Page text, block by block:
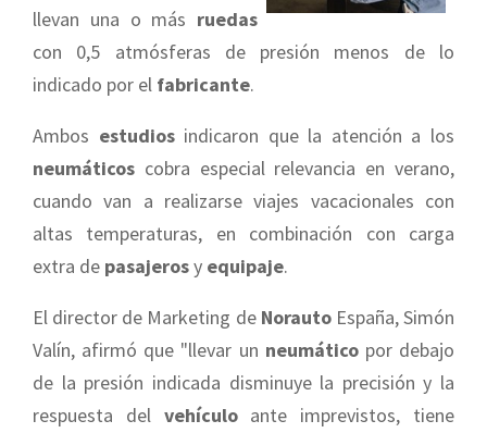
llevan una o más ruedas
con 0,5 atmósferas de presión menos de lo
indicado por el fabricante.
Ambos estudiosindicaron que la atención a los
neumáticos cobra especial relevancia en verano,
cuando van a realizarse viajes vacacionales con
altas temperaturas, en combinación con carga
extra de pasajerosy equipaje.
El director de Marketing de NorautoEspaña, Simón
Valín, afirmó que "llevar un neumáticopor debajo
de la presión indicada disminuye la precisión y la
respuesta del vehículoante imprevistos, tiene